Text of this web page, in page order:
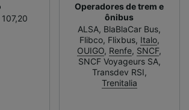
Operadores de trem e
ônibus
ALSA, BlaBlaCar Bus,
Flibco, Flixbus, Italo,
OUIGO, Renfe, SNCF,
SNCF Voyageurs SA,
Transdev RSI,
Trenitalia